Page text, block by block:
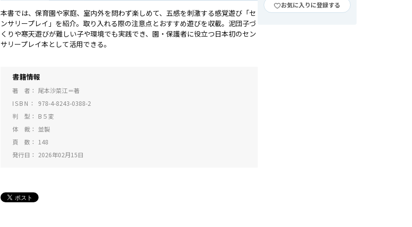
本書では、保育園や家庭、室内外を問わず楽しめて、五感を刺激する感覚遊び「セ
ンサリープレイ」を紹介。取り入れる際の注意点とおすすめ遊びを収載。泥団子づ
くりや寒天遊びが難しい子や環境でも実践でき、園・保護者に役立つ日本初のセン
サリープレイ本として活用できる。
書籍情報
著 者
尾本沙菜江＝著
ISBN
978-4-8243-0388-2
判 型
B５変
体 裁
並製
頁 数
148
発行日
2026年02月15日
お気に入りに登録する